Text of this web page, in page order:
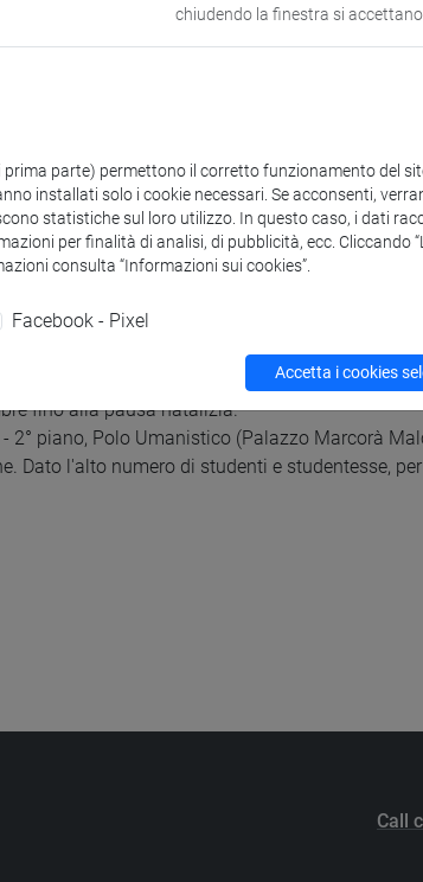
Sito web struttura:
Sede:Malcanton
Ricerca Pubblicazioni CV
settembre fino a martedì 11 novembre.
fino alla pausa natalizia.
2° piano, Polo Umanistico (Palazzo Marcorà
Dato l'alto numero di studenti e studentesse,
Call
chiudendo la finestra si
prima parte) permettono il corretto funzionamento del
installati solo i cookie necessari. Se acconsenti,
statistiche sul loro utilizzo. In questo caso, i dati
per finalità di analisi, di pubblicità, ecc. Cliccando
consulta “Informazioni sui cookies”.
Facebook - Pixel
Accetta i cookies